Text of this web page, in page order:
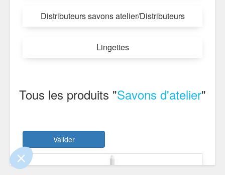
que le contenu de ce site vous intéresse
on aimerait bien vous accompagner
certifiés par
Je choisis OK pour moi
Distributeurs savons atelier/Distributeurs
Lingettes
Tous les produits "Savons d'atelier"
Valider